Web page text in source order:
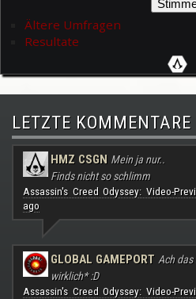
Ältere Umfragen
Resultate
LETZTE KOMMENTARE
HMZ CSGN Mein ja nur..
Finds nicht so schlimm
Assassin's Creed Odyssey: Video-
ago
GLOBAL GAMEPORT Ach
wirklich* :D
Assassin's Creed Odyssey: Video-